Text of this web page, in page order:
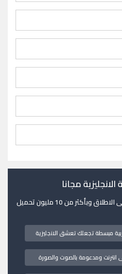
مجانا
وبأكثر من 10 مليون تحميل
مبسطة تجعلك تعشق الانجليزية
انترنت ومدعومة بالصوت والصورة